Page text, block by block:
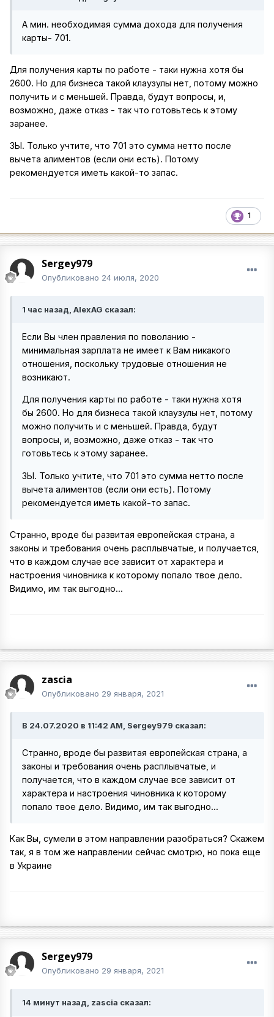
А мин. необходимая сумма дохода для получения
карты- 701.
Для получения карты по работе - таки нужна хотя бы
2600. Но для бизнеса такой клаузулы нет, потому можно
получить и с меньшей. Правда, будут вопросы, и,
возможно, даже отказ - так что готовьтесь к этому
заранее.
ЗЫ. Только учтите, что 701 это сумма нетто после
вычета алиментов (если они есть). Потому
рекомендуется иметь какой-то запас.
1
Sergey979
Опубликовано 24 июля, 2020
1 час назад, AlexAG сказал:
Если Вы член правления по поволанию -
минимальная зарплата не имеет к Вам никакого
отношения, поскольку трудовые отношения не
возникают.
Для получения карты по работе - таки нужна хотя
бы 2600. Но для бизнеса такой клаузулы нет, потому
можно получить и с меньшей. Правда, будут
вопросы, и, возможно, даже отказ - так что
готовьтесь к этому заранее.
ЗЫ. Только учтите, что 701 это сумма нетто после
вычета алиментов (если они есть). Потому
рекомендуется иметь какой-то запас.
Странно, вроде бы развитая европейская страна, а
законы и требования очень расплывчатые, и получается,
что в каждом случае все зависит от характера и
настроения чиновника к которому попало твое дело.
Видимо, им так выгодно...
zascia
Опубликовано 29 января, 2021
В 24.07.2020 в 11:42 AM, Sergey979 сказал:
Странно, вроде бы развитая европейская страна, а
законы и требования очень расплывчатые, и
получается, что в каждом случае все зависит от
характера и настроения чиновника к которому
попало твое дело. Видимо, им так выгодно...
Как Вы, сумели в этом направлении разобраться? Скажем
так, я в том же направлении сейчас смотрю, но пока еще
в Украине
Sergey979
Опубликовано 29 января, 2021
14 минут назад, zascia сказал: